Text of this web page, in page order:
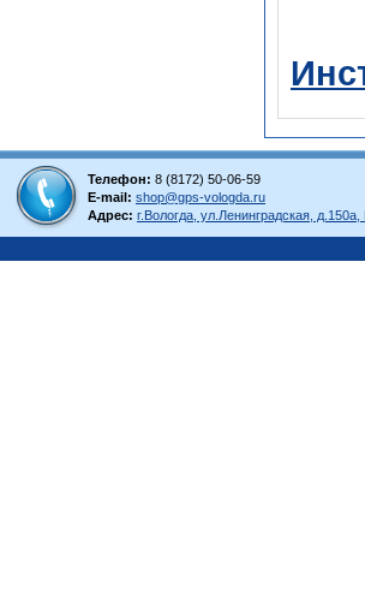
Телефон: 8 (8172) 50-06-59
E-mail: shop@gps-vologda.ru
Адрес: г.Вологда, ул.Ленинградская,